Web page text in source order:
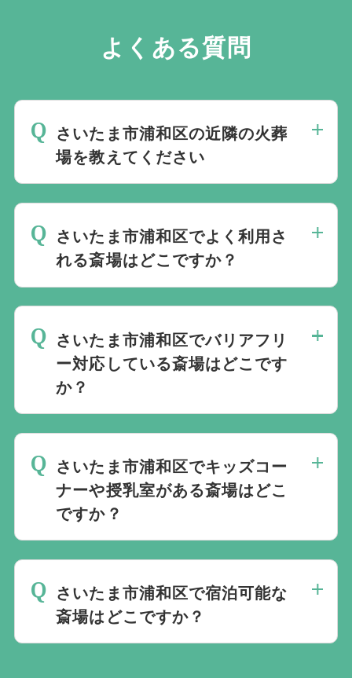
よくある質問
さいたま市浦和区の近隣の火葬
場を教えてください
認いただけます。
さいたま市浦和区でよく利用さ
れる斎場はどこですか？
ケースも多く利便性の点からよく利用され
ています。
当社では1220の斎場と提携しています。
規模や内容、場所などを考慮し最適な斎場
をご案内します。
さいたま市浦和区でバリアフリ
ー対応している斎場はどこです
か？
ージ
にてご確認いただけます。
ご年配の方や、車いすをご利用の方も安心
してご利用いただけます。
さいたま市浦和区でキッズコー
ナーや授乳室がある斎場はどこ
ですか？
用ページ
にてご確認いただけます。
当社では1220の斎場と提携しています。
さいたま市浦和区で宿泊可能な
斎場はどこですか？